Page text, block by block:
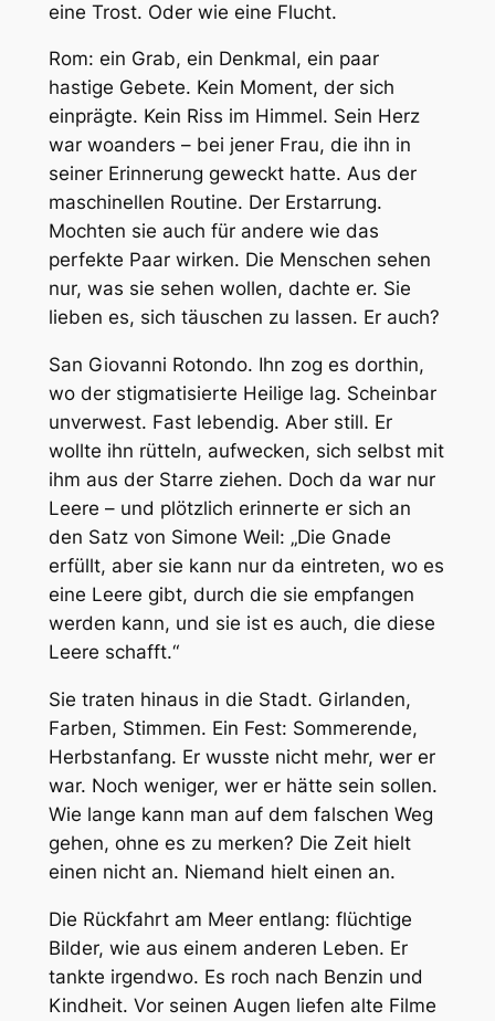
eine Trost. Oder wie eine Flucht.
Rom: ein Grab, ein Denkmal, ein paar
hastige Gebete. Kein Moment, der sich
einprägte. Kein Riss im Himmel. Sein Herz
war woanders – bei jener Frau, die ihn in
seiner Erinnerung geweckt hatte. Aus der
maschinellen Routine. Der Erstarrung.
Mochten sie auch für andere wie das
perfekte Paar wirken. Die Menschen sehen
nur, was sie sehen wollen, dachte er. Sie
lieben es, sich täuschen zu lassen. Er auch?
San Giovanni Rotondo. Ihn zog es dorthin,
wo der stigmatisierte Heilige lag. Scheinbar
unverwest. Fast lebendig. Aber still. Er
wollte ihn rütteln, aufwecken, sich selbst mit
ihm aus der Starre ziehen. Doch da war nur
Leere – und plötzlich erinnerte er sich an
den Satz von Simone Weil: „Die Gnade
erfüllt, aber sie kann nur da eintreten, wo es
eine Leere gibt, durch die sie empfangen
werden kann, und sie ist es auch, die diese
Leere schafft.“
Sie traten hinaus in die Stadt. Girlanden,
Farben, Stimmen. Ein Fest: Sommerende,
Herbstanfang. Er wusste nicht mehr, wer er
war. Noch weniger, wer er hätte sein sollen.
Wie lange kann man auf dem falschen Weg
gehen, ohne es zu merken? Die Zeit hielt
einen nicht an. Niemand hielt einen an.
Die Rückfahrt am Meer entlang: flüchtige
Bilder, wie aus einem anderen Leben. Er
tankte irgendwo. Es roch nach Benzin und
Kindheit. Vor seinen Augen liefen alte Filme